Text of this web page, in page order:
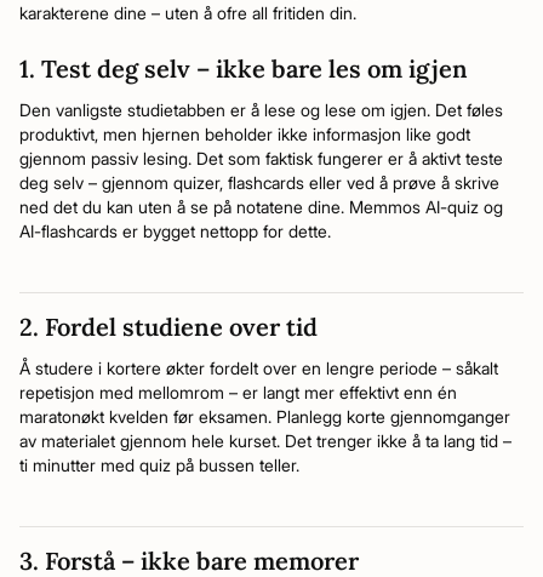
karakterene dine – uten å ofre all fritiden din.
1. Test deg selv – ikke bare les om igjen
Den vanligste studietabben er å lese og lese om igjen. Det føles
produktivt, men hjernen beholder ikke informasjon like godt
gjennom passiv lesing. Det som faktisk fungerer er å aktivt teste
deg selv – gjennom quizer, flashcards eller ved å prøve å skrive
ned det du kan uten å se på notatene dine. Memmos AI-quiz og
AI-flashcards er bygget nettopp for dette.
2. Fordel studiene over tid
Å studere i kortere økter fordelt over en lengre periode – såkalt
repetisjon med mellomrom – er langt mer effektivt enn én
maratonøkt kvelden før eksamen. Planlegg korte gjennomganger
av materialet gjennom hele kurset. Det trenger ikke å ta lang tid –
ti minutter med quiz på bussen teller.
3. Forstå – ikke bare memorer